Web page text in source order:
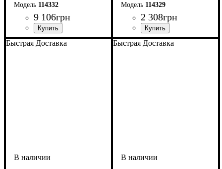
114332
9 106грн
ширина, мм: 1660
высота, мм: 375-735
глубина, мм: 2065
114329
2 308грн
ширина, мм: 510
высота, мм: 335
глубина, мм: 405
Быстрая Доставка Быстрая Доставка